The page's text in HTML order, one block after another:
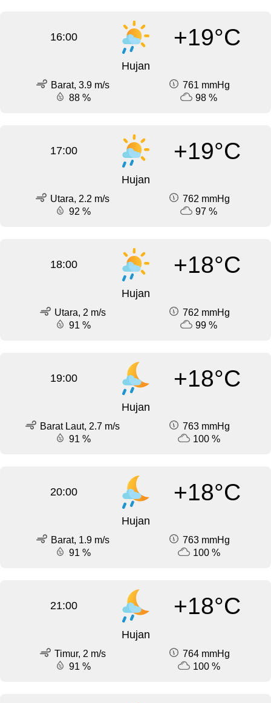
16:00 +19°C
Hujan
Barat, 3.9 m/s
761 mmHg
88 %
98 %
17:00 +19°C
Hujan
Utara, 2.2 m/s
762 mmHg
92 %
97 %
18:00 +18°C
Hujan
Utara, 2 m/s
762 mmHg
91 %
99 %
19:00 +18°C
Hujan
Barat Laut, 2.7 m/s
763 mmHg
91 %
100 %
20:00 +18°C
Hujan
Barat, 1.9 m/s
763 mmHg
91 %
100 %
21:00 +18°C
Hujan
Timur, 2 m/s
764 mmHg
91 %
100 %